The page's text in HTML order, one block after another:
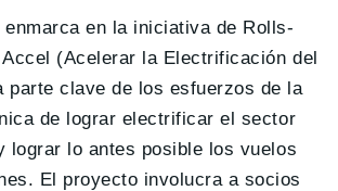
en la iniciativa de Rolls-
(Acelerar la Electrificación del
parte clave de los esfuerzos de la
de lograr electrificar el sector
lograr lo antes posible los vuelos
El proyecto involucra a socios